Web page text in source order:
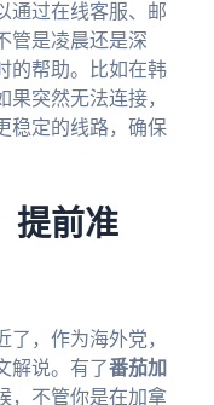
通过在线客服、邮
管是凌晨还是深
的帮助。比如在韩
突然无法连接，
稳定的线路，确保
提前准
了，作为海外党，
解说。有了番茄加
，不管你是在加拿